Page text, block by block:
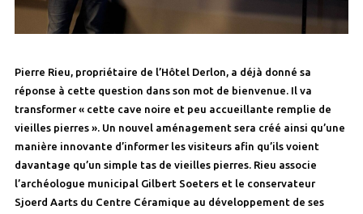
Pierre Rieu, propriétaire de l’Hôtel Derlon, a déjà donné sa
réponse à cette question dans son mot de bienvenue. Il va
transformer « cette cave noire et peu accueillante remplie de
vieilles pierres ». Un nouvel aménagement sera créé ainsi qu’une
manière innovante d’informer les visiteurs afin qu’ils voient
davantage qu’un simple tas de vieilles pierres. Rieu associe
l’archéologue municipal Gilbert Soeters et le conservateur
Sjoerd Aarts du Centre Céramique au développement de ses